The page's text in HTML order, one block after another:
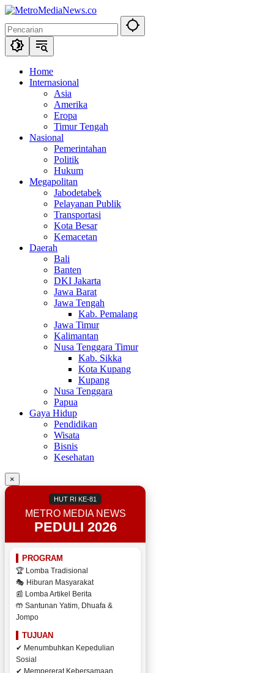
Langsung
konten
Home
Internasional
Asia
Amerika
Eropa
Timur Tengah
Nasional
Pemerintahan
Politik
Hukum
Megapolitan
Jabodetabek
Pelayanan Publik
Transportasi
Kota Besar
Kemacetan
Daerah
Bali
Banten
DKI Jakarta
Jawa Barat
Jawa Tengah
Kab. Pemalang
Jawa Timur
Kalimantan
Nusa Tenggara Timur
Kab. Sikka
Kota Kupang
Kupang
Nusa Tenggara
Papua
Gaya Hidup
Pendidikan
Wisata
Bisnis
Kesehatan
×
HUT RI KE-81
METRO MEDIA NEWS
PEDULI 2026
PROGRAM
🏆 Lomba Tradisional
🎭 Hiburan Masyarakat
📰 Lomba Artikel Berita
🤲 Santunan Yatim, Dhuafa &
Jompo
TUJUAN
✔ Menumbuhkan Kepedulian
Sosial
✔ Mempererat Kebersamaan